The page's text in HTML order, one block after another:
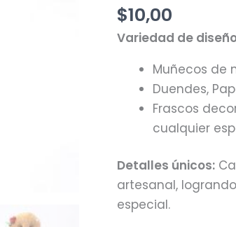
$10,00
Variedad de
Muñecos de
Duendes,
Frascos
cualquier
Detalles únicos:
artesanal,
especial.
cantidad